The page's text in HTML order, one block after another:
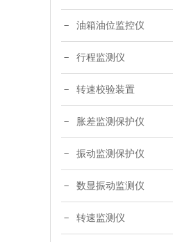
油箱油位监控仪
行程监测仪
转速校验装置
胀差监测保护仪
振动监测保护仪
数显振动监测仪
转速监测仪